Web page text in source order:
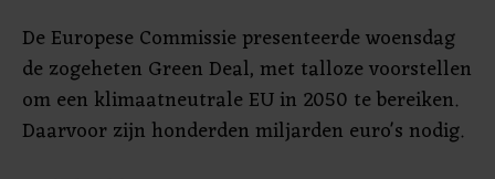
De Europese Commissie presenteerde woensdag
de zogeheten Green Deal, met talloze voorstellen
om een klimaatneutrale EU in 2050 te bereiken.
Daarvoor zijn honderden miljarden euro's nodig.